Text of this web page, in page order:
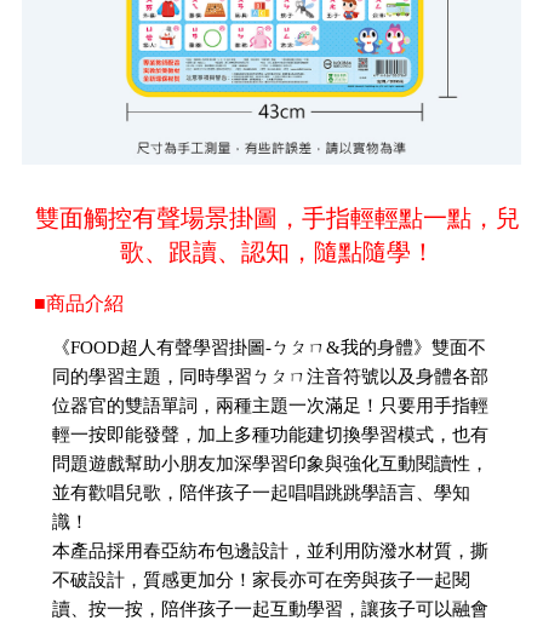
雙面觸控有聲場景掛圖，手指輕輕點一點，兒
歌、跟讀、認知，隨點隨學！
■商品介紹
《FOOD超人有聲學習掛圖-ㄅㄆㄇ&我的身體》雙面不
同的學習主題，同時學習ㄅㄆㄇ注音符號以及身體各部
位器官的雙語單詞，兩種主題一次滿足！只要用手指輕
輕一按即能發聲，加上多種功能建切換學習模式，也有
問題遊戲幫助小朋友加深學習印象與強化互動閱讀性，
並有歡唱兒歌，陪伴孩子一起唱唱跳跳學語言、學知
識！
本產品採用春亞紡布包邊設計，並利用防潑水材質，撕
不破設計，質感更加分！家長亦可在旁與孩子一起閱
讀、按一按，陪伴孩子一起互動學習，讓孩子可以融會